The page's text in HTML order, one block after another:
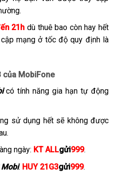
21hdù thuê bao còn hay hết
mạng ở tốc độ quy định là
của MobiFone
có tính năng gia hạn tự động
sử dụng hết sẽ không được
ngày: KT ALLgửi999.
: HUY 21G3gửi999.